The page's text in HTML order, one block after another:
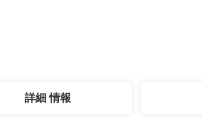
詳細 情報